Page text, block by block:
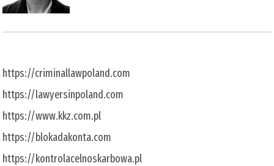
https://criminallawpoland.com
https://lawyersinpoland.com
https://www.kkz.com.pl
https://blokadakonta.com
https://kontrolacelnoskarbowa.pl